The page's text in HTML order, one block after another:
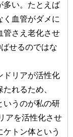
多い。たとえば
く血管がダメに
管さえ老化させ
せるのではな
リアが活性化
れるため、
いうのが私の研
アを活性化させ
トン体という